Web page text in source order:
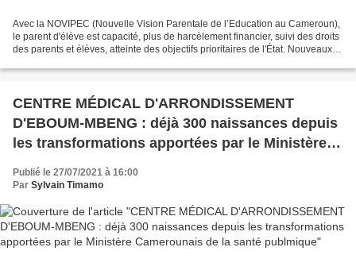
Avec la NOVIPEC (Nouvelle Vision Parentale de l’Education au Cameroun),
le parent d'élève est capacité, plus de harcèlement financier, suivi des droits
des parents et élèves, atteinte des objectifs prioritaires de l'État. Nouveaux
CENTRE MÉDICAL D'ARRONDISSEMENT
D'EBOUM-MBENG : déjà 300 naissances depuis
les transformations apportées par le Ministère
Camerounais de la santé publmique
Publié le 27/07/2021 à 16:00
Par Sylvain Timamo